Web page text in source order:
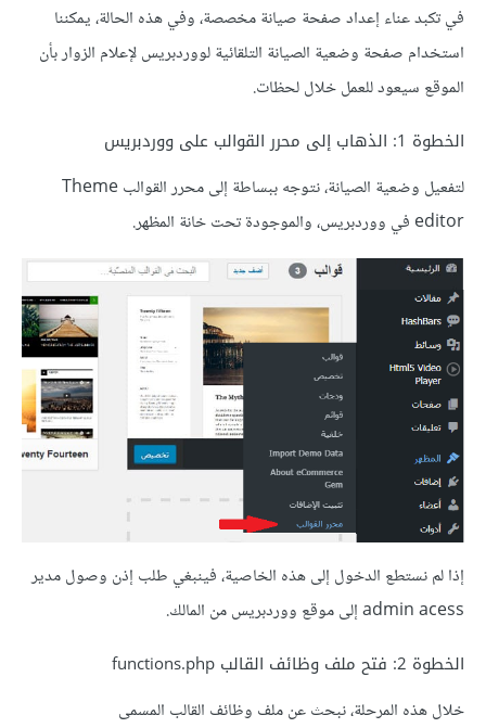
في تكبد عناء إعداد صفحة صيانة مخصصة، وفي هذه الحالة، يمكننا
استخدام صفحة وضعية الصيانة التلقائية لووردبريس لإعلام الزوار بأن
الموقع سيعود للعمل خلال لحظات.
الخطوة 1: الذهاب إلى محرر القوالب على ووردبريس
لتفعيل وضعية الصيانة، نتوجه ببساطة إلى محرر القوالب Theme
editor في ووردبريس، والموجودة تحت خانة المظهر.
إذا لم نستطع الدخول إلى هذه الخاصية، فينبغي طلب إذن وصول مدير
admin acess إلى موقع ووردبريس من المالك.
الخطوة 2: فتح ملف وظائف القالب functions.php
خلال هذه المرحلة، نبحث عن ملف وظائف القالب المسمى